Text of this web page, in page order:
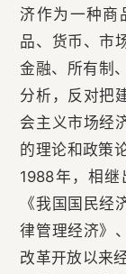
济作为一种商
品、货币、市
金融、所有制
分析，反对把
会主义市场经
的理论和政策
1988年，相继
《我国国民经
律管理经济》
改革开放以来